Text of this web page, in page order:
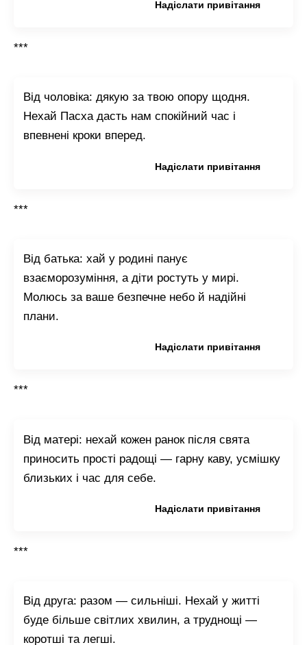
Надіслати привітання
***
Від чоловіка: дякую за твою опору щодня.
Нехай Пасха дасть нам спокійний час і
впевнені кроки вперед.
Надіслати привітання
***
Від батька: хай у родині панує
взаєморозуміння, а діти ростуть у мирі.
Молюсь за ваше безпечне небо й надійні
плани.
Надіслати привітання
***
Від матері: нехай кожен ранок після свята
приносить прості радощі — гарну каву, усмішку
близьких і час для себе.
Надіслати привітання
***
Від друга: разом — сильніші. Нехай у житті
буде більше світлих хвилин, а труднощі —
коротші та легші.